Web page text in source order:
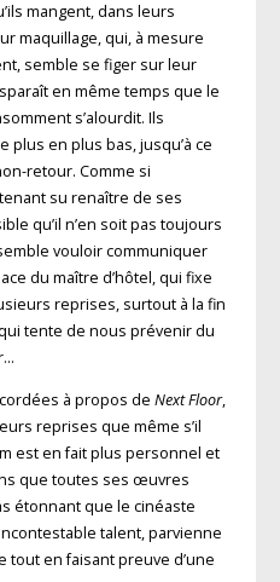
mangent, dans leurs
maquillage, qui, à mesure
semble se figer sur leur
en même temps que le
s’alourdit. Ils
en plus bas, jusqu’à ce
retour. Comme si
su renaître de ses
qu’il n’en soit pas toujours
vouloir communiquer
du maître d’hôtel, qui fixe
reprises, surtout à la fin
tente de nous prévenir du
à propos de Next Floor,
reprises que même s’il
est en fait plus personnel et
que toutes ses œuvres
étonnant que le cinéaste
talent, parvienne
en faisant preuve d’une